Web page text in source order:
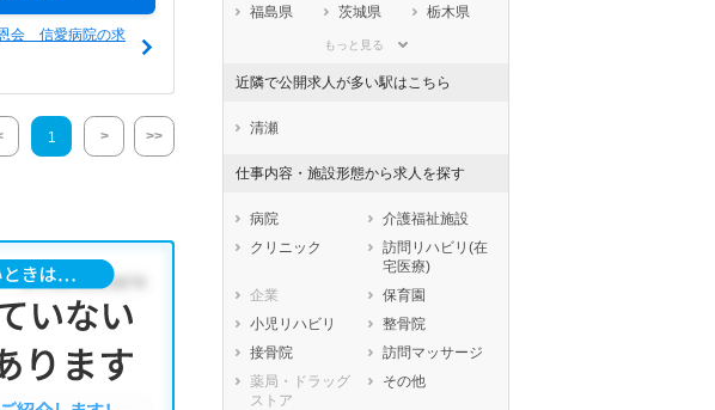
会 信愛病院の求
1 > >>
福島県
茨城県
栃木県
埼玉県
石川県
滋賀県
京都府
大阪府
兵庫県
奈良県
和歌山県
鳥取県
島根県
岡山県
徳島県
香川県
愛媛県
福岡県
佐賀県
熊本県
大分県
宮崎県
鹿児島県
沖縄県
もっと見る
近隣で公開求人が多い駅はこちら
清瀬
仕事内容・施設形態から求人を探す
病院
介護福祉施設
クリニック
訪問リハビリ(在
宅医療)
企業
保育園
小児リハビリ
整骨院
接骨院
訪問マッサージ
薬局・ドラッグ
ストア
その他